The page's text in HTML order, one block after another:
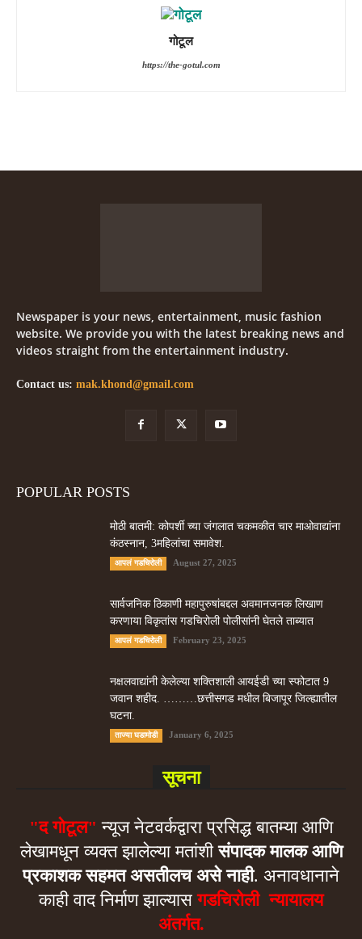
गोटूल
https://the-gotul.com
Newspaper is your news, entertainment, music fashion
website. We provide you with the latest breaking news and
videos straight from the entertainment industry.
Contact us: mak.khond@gmail.com
POPULAR POSTS
मोठी बातमी: कोपर्शी च्या जंगलात चकमकीत चार माओवाद्यांना
कंठस्नान, 3महिलांचा समावेश.
आपलं गडचिरोली August 27, 2025
सार्वजनिक ठिकाणी महापुरुषांबद्दल अवमानजनक लिखाण
करणा­या विकृतांस गडचिरोली पोलीसांनी घेतले ताब्यात
आपलं गडचिरोली February 23, 2025
नक्षलवाद्यांनी केलेल्या शक्तिशाली आयईडी च्या स्फोटात 9
जवान शहीद. ………छत्तीसगड मधील बिजापूर जिल्ह्यातील
घटना.
ताज्या घडामोडी January 6, 2025
सूचना
"द गोटूल" न्यूज नेटवर्कद्वारा प्रसिद्ध बातम्या आणि
लेखामधून व्यक्त झालेल्या मतांशीसंपादक मालक आणि
प्रकाशक सहमत असतीलच असे नाही. अनावधानाने
काही वाद निर्माण झाल्यास गडचिरोली न्यायालय
अंतर्गत.